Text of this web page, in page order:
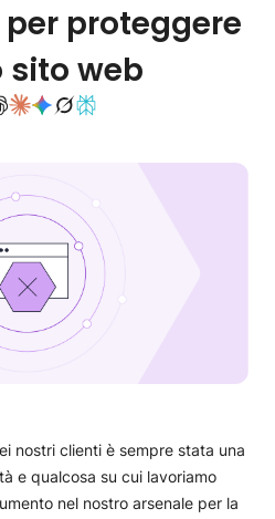
proteggere
web
nostri clienti è sempre stata una
e qualcosa su cui lavoriamo
nel nostro arsenale per la